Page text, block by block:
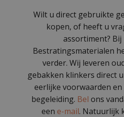
Wilt u direct gebruikte
kopen, of heeft u
assortiment? Bij
Bestratingsmaterialen
verder. Wij leveren
gebakken klinkers direct
eerlijke voorwaarden
begeleiding. Bel ons
een e-mail. Natuurlijk